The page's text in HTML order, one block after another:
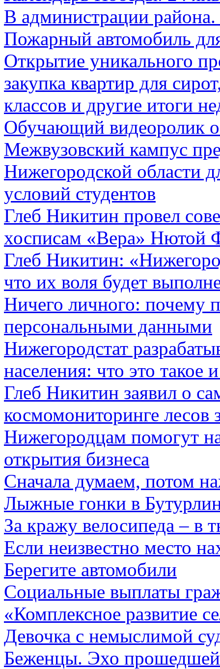
В администрации
Пожарный автомобиль
Открытие уникального
закупка квартир для
классов и другие итоги
Обучающий видеоролик
Межвузовский кампус
Нижегородской области
условий студентов
Глеб Никитин провел
хосписам «Вера» Нютой
Глеб Никитин:
что их воля будет
Ничего личного: почему
персональными данными
Нижегородстат
населения: что это такое
Глеб Никитин заявил о
космомониторинге лесов
Нижегородцам помогут
открытия бизнеса
Сначала думаем, потом
Лыжные гонки в
За кражу велосипеда – в
Если неизвестно место
Берегите автомобили
Социальные выплаты
«Комплексное развитие
Девочка с немыслимой
Беженцы. Эхо